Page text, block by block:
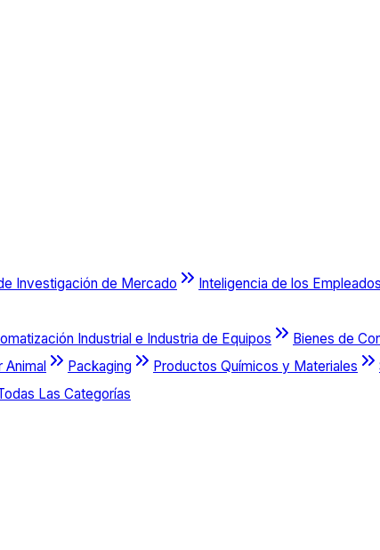
Investigación de Mercado Inteligencia de los Empleados
Industrial e Industria de Equipos
Bienes de
Animal Packaging Productos Químicos y Materiales
Las Categorías